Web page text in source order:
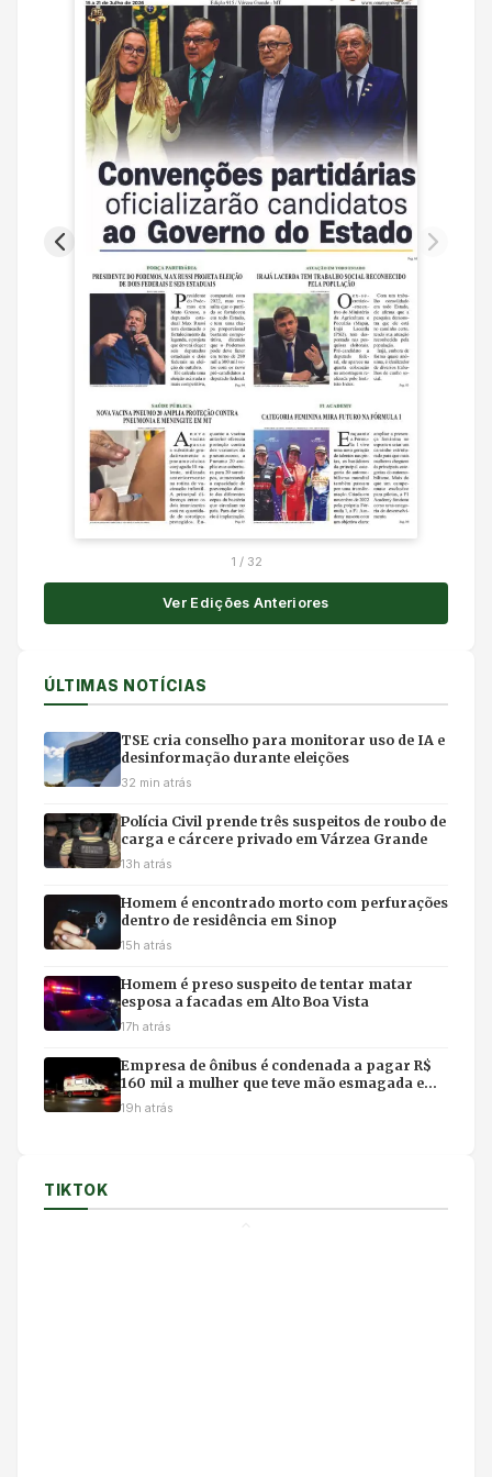
1 / 32
Ver Edições Anteriores
ÚLTIMAS NOTÍCIAS
TSE cria conselho para monitorar uso de IA e
desinformação durante eleições
32 min atrás
Polícia Civil prende três suspeitos de roubo de
carga e cárcere privado em Várzea Grande
13h atrás
Homem é encontrado morto com perfurações
dentro de residência em Sinop
15h atrás
Homem é preso suspeito de tentar matar
esposa a facadas em Alto Boa Vista
17h atrás
Empresa de ônibus é condenada a pagar R$
160 mil a mulher que teve mão esmagada em
acidente
19h atrás
TIKTOK